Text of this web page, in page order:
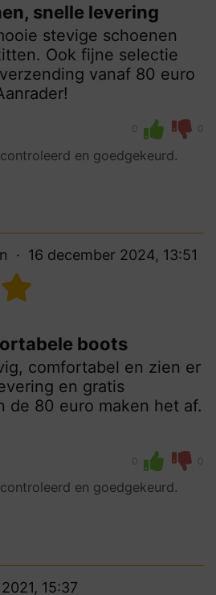
snelle levering
stevige schoenen
Ook fijne selectie
vanaf 80 euro
0 0
en goedgekeurd.
16 december 2024, 13:51
boots
comfortabel en zien er
en gratis
de 80 euro maken het af.
0 0
en goedgekeurd.
15:37